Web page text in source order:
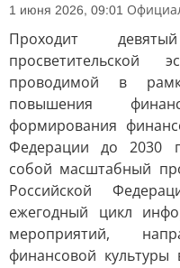
1 июня 2026, 09:01
Проходит
просветительской
проводимой в
повышения
формирования
Федерации до 2030
собой масштабный
Российской
ежегодный цикл
мероприятий,
финансовой культуры